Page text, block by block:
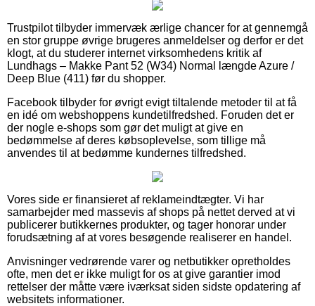
Trustpilot tilbyder immervæk ærlige chancer for at gennemgå
en stor gruppe øvrige brugeres anmeldelser og derfor er det
klogt, at du studerer internet virksomhedens kritik af
Lundhags – Makke Pant 52 (W34) Normal længde Azure /
Deep Blue (411) før du shopper.
Facebook tilbyder for øvrigt evigt tiltalende metoder til at få
en idé om webshoppens kundetilfredshed. Foruden det er
der nogle e-shops som gør det muligt at give en
bedømmelse af deres købsoplevelse, som tillige må
anvendes til at bedømme kundernes tilfredshed.
Vores side er finansieret af reklameindtægter. Vi har
samarbejder med massevis af shops på nettet derved at vi
publicerer butikkernes produkter, og tager honorar under
forudsætning af at vores besøgende realiserer en handel.
Anvisninger vedrørende varer og netbutikker opretholdes
ofte, men det er ikke muligt for os at give garantier imod
rettelser der måtte være iværksat siden sidste opdatering af
websitets informationer.